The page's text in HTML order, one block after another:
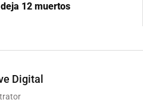
12 muertos
Digital